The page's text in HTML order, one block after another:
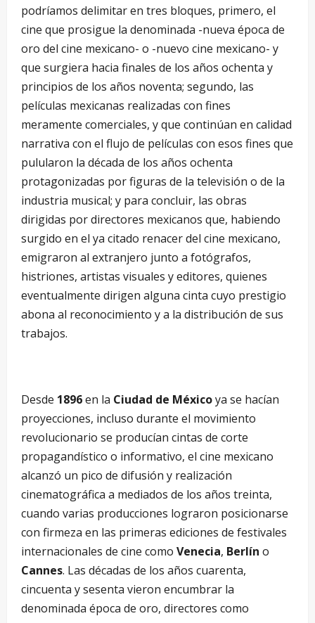
podríamos delimitar en tres bloques, primero, el
cine que prosigue la denominada -nueva época de
oro del cine mexicano- o -nuevo cine mexicano- y
que surgiera hacia finales de los años ochenta y
principios de los años noventa; segundo, las
películas mexicanas realizadas con fines
meramente comerciales, y que continúan en calidad
narrativa con el flujo de películas con esos fines que
pulularon la década de los años ochenta
protagonizadas por figuras de la televisión o de la
industria musical; y para concluir, las obras
dirigidas por directores mexicanos que, habiendo
surgido en el ya citado renacer del cine mexicano,
emigraron al extranjero junto a fotógrafos,
histriones, artistas visuales y editores, quienes
eventualmente dirigen alguna cinta cuyo prestigio
abona al reconocimiento y a la distribución de sus
trabajos.
Desde 1896en la Ciudad de Méxicoya se hacían
proyecciones, incluso durante el movimiento
revolucionario se producían cintas de corte
propagandístico o informativo, el cine mexicano
alcanzó un pico de difusión y realización
cinematográfica a mediados de los años treinta,
cuando varias producciones lograron posicionarse
con firmeza en las primeras ediciones de festivales
internacionales de cine como Venecia, Berlín o
Cannes. Las décadas de los años cuarenta,
cincuenta y sesenta vieron encumbrar la
denominada época de oro, directores como